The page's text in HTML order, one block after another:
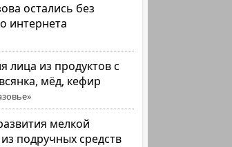
остались без
интернета
лица из продуктов с
мёд, кефир
мелкой
подручных средств